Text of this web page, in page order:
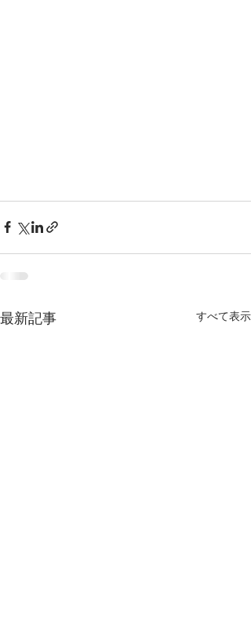
最新記事 すべて表示